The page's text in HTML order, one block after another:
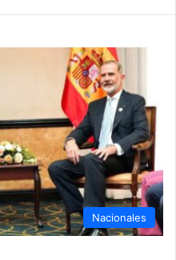
Nacionales